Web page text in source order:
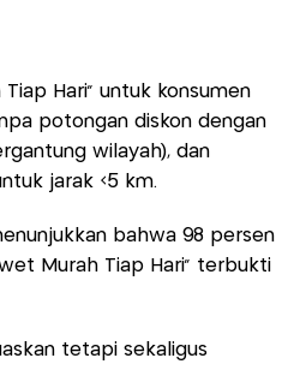
Hari” untuk konsumen
potongan diskon dengan
wilayah), dan
jarak <5 km.
bahwa 98 persen
Murah Tiap Hari” terbukti
tetapi sekaligus